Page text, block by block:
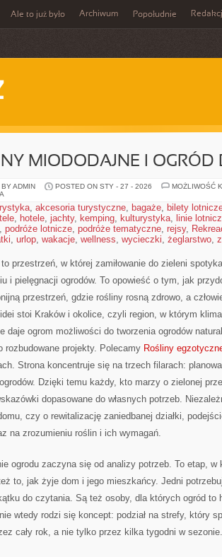
Ale to już było Archiwum Popołudnie
MIODODAJNE I
ADMIN POSTED ON STY - 27 - 2026
MOŻLIWOŚĆ
, akcesoria turystyczne, bagaże, bilety
, hotele, jachty, kemping, kulturystyka, linie
, podróże lotnicze, podróże tematyczne, rejsy,
, urlop, wakacje, wellness, wycieczki, żeglarstwo,
przestrzeń, w której zamiłowanie do zieleni
i pielęgnacji ogrodów. To opowieść o tym, jak
przestrzeń, gdzie rośliny rosną zdrowo, a
stoi Kraków i okolice, czyli region, w którym
daje ogrom możliwości do tworzenia ogrodów
rozbudowane projekty. Polecamy Rośliny
Strona koncentruje się na trzech filarach:
Dzięki temu każdy, kto marzy o zielonej
dopasowane do własnych potrzeb.
czy o rewitalizację zaniedbanej działki,
na zrozumieniu roślin i ich wymagań.
ogrodu zaczyna się od analizy potrzeb. To etap,
to, jak żyje dom i jego mieszkańcy. Jedni
do czytania. Są też osoby, dla których ogród to
wtedy rodzi się koncept: podział na strefy, który
cały rok, a nie tylko przez kilka tygodni w sezonie.